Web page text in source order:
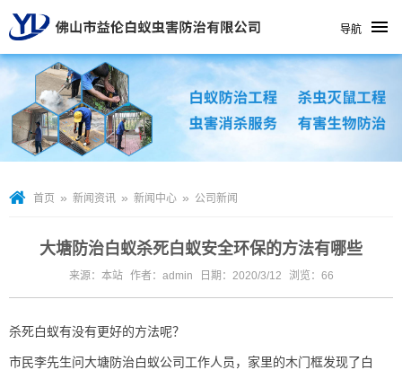
导航
首页 » 新闻资讯 » 新闻中心 » 公司新闻
大塘防治白蚁杀死白蚁安全环保的方法有哪些
来源：本站 作者：admin 日期：2020/3/12 浏览： 66
杀死白蚁有没有更好的方法呢？
市民李先生问大塘防治白蚁公司工作人员，家里的木门框发现了白